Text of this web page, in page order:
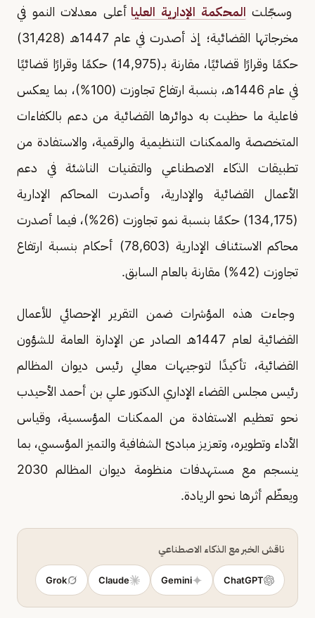
وسجّلت المحكمة الإدارية العليا أعلى معدلات النمو في
مخرجاتها القضائية؛ إذ أصدرت في عام 1447هـ (31,428)
حكمًا وقرارًا قضائيًا، مقارنة بـ(14,975) حكمًا وقرارًا قضائيًا
في عام 1446هـ، بنسبة ارتفاع تجاوزت (100%)، بما يعكس
فاعلية ما حظيت به دوائرها القضائية من دعم بالكفاءات
المتخصصة والممكنات التنظيمية والرقمية، والاستفادة من
تطبيقات الذكاء الاصطناعي والتقنيات الناشئة في دعم
الأعمال القضائية والإدارية، وأصدرت المحاكم الإدارية
(134,175) حكمًا بنسبة نمو تجاوزت (26%)، فيما أصدرت
محاكم الاستئناف الإدارية (78,603) أحكام بنسبة ارتفاع
تجاوزت (42%) مقارنة بالعام السابق.
وجاءت هذه المؤشرات ضمن التقرير الإحصائي للأعمال
القضائية لعام 1447هـ الصادر عن الإدارة العامة للشؤون
القضائية، تأكيدًا لتوجيهات معالي رئيس ديوان المظالم
رئيس مجلس القضاء الإداري الدكتور علي بن أحمد الأحيدب
نحو تعظيم الاستفادة من الممكنات المؤسسية، وقياس
الأداء وتطويره، وتعزيز مبادئ الشفافية والتميز المؤسسي، بما
ينسجم مع مستهدفات منظومة ديوان المظالم 2030
ويعظّم أثرها نحو الريادة.
ناقش الخبر مع الذكاء الاصطناعي
ChatGPT
Gemini
Claude
Grok